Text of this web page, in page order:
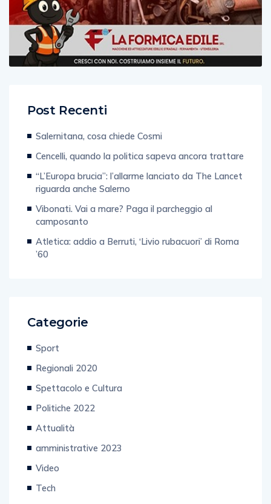
Post Recenti
Salernitana, cosa chiede Cosmi
Cencelli, quando la politica sapeva ancora trattare
“L’Europa brucia”: l’allarme lanciato da The Lancet
riguarda anche Salerno
Vibonati. Vai a mare? Paga il parcheggio al
camposanto
Atletica: addio a Berruti, ‘Livio rubacuori’ di Roma
’60
Categorie
Sport
Regionali 2020
Spettacolo e Cultura
Politiche 2022
Attualità
amministrative 2023
Video
Tech